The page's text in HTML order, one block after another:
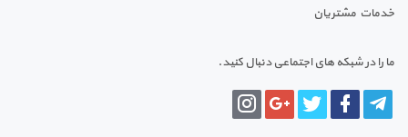
خدمات مشتریان
ما را در شبکه های اجتماعی دنبال کنید.